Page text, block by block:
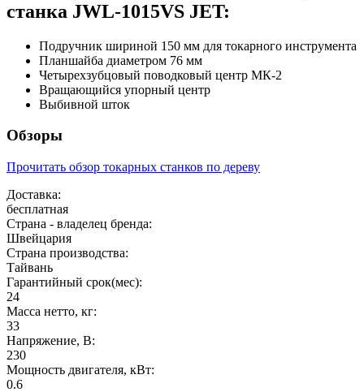
станка JWL-1015VS JET:
Подручник шириной 150 мм для токарного инструмента
Планшайба диаметром 76 мм
Четырехзубцовый поводковый центр МК-2
Вращающийся упорный центр
Выбивной шток
Обзоры
Прочитать обзор токарных станков по дереву
Доставка:
бесплатная
Страна - владелец бренда:
Швейцария
Страна производства:
Тайвань
Гарантийный срок(мес):
24
Масса нетто, кг:
33
Напряжение, В:
230
Мощность двигателя, кВт:
0.6